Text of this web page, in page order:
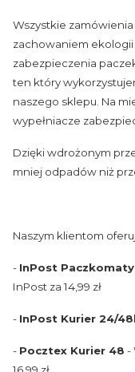
Wszystkie
zachowaniem ekologii
zabezpieczenia
ten który
naszego sklepu. Na
wypełniacze
Dzięki wdrożonym
mniej odpadów niż
Naszym klientom
- InPost
InPost za 14,99 zł
- InPost Kurier 24/
- Pocztex Kurier 48 -